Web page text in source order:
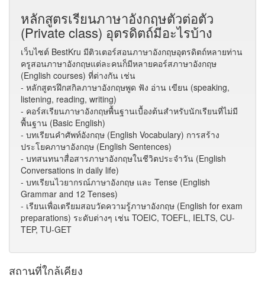
หลักสูตรเรียนภาษาอังกฤษตัวต่อตัว
(Private class) อุตรดิตถ์มีอะไรบ้าง
เว็บไซต์ BestKru มีติวเตอร์สอนภาษาอังกฤษอุตรดิตถ์หลายท่าน
ครูสอนภาษาอังกฤษแต่ละคนก็มีหลายคอร์สภาษาอังกฤษ
(English courses) ที่ต่างกัน เช่น
- หลักสูตรฝึกสกิลภาษาอังกฤษพูด ฟัง อ่าน เขียน (speaking,
listening, reading, writing)
- คอร์สเรียนภาษาอังกฤษพื้นฐานเบื้องต้นสำหรับนักเรียนที่ไม่มี
พื้นฐาน (Basic English)
- บทเรียนคำศัพท์อังกฤษ (English Vocabulary) การสร้าง
ประโยคภาษาอังกฤษ (English Sentences)
- บทสนทนาสื่อสารภาษาอังกฤษในชีวิตประจำวัน (English
Conversations in daily life)
- บทเรียนไวยากรณ์ภาษาอังกฤษ และ Tense (English
Grammar and 12 Tenses)
- เรียนเพื่อเตรียมสอบวัดความรู้ภาษาอังกฤษ (English for exam
preparations) ระดับต่างๆ เช่น TOEIC, TOEFL, IELTS, CU-
TEP, TU-GET
สถานที่ใกล้เคียง